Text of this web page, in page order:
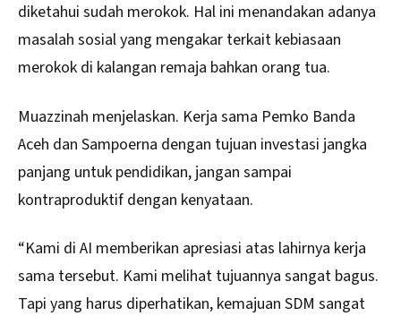
diketahui sudah merokok. Hal ini menandakan adanya
masalah sosial yang mengakar terkait kebiasaan
merokok di kalangan remaja bahkan orang tua.
Muazzinah menjelaskan. Kerja sama Pemko Banda
Aceh dan Sampoerna dengan tujuan investasi jangka
panjang untuk pendidikan, jangan sampai
kontraproduktif dengan kenyataan.
“Kami di AI memberikan apresiasi atas lahirnya kerja
sama tersebut. Kami melihat tujuannya sangat bagus.
Tapi yang harus diperhatikan, kemajuan SDM sangat